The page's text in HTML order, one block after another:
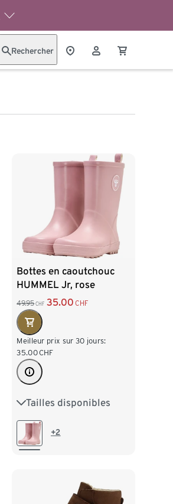
Rechercher
Bottes en caoutchouc
HUMMEL Jr, rose
49.95 CHF 35.00 CHF
Meilleur prix sur 30 jours:
35.00CHF
Tailles disponibles
28 29 30 31
33
+2